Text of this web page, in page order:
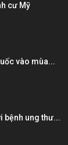
cư Mỹ
vào mùa...
bệnh ung thư...